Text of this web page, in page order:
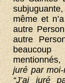
même et
autre
autre
juré par
“J’ai juré